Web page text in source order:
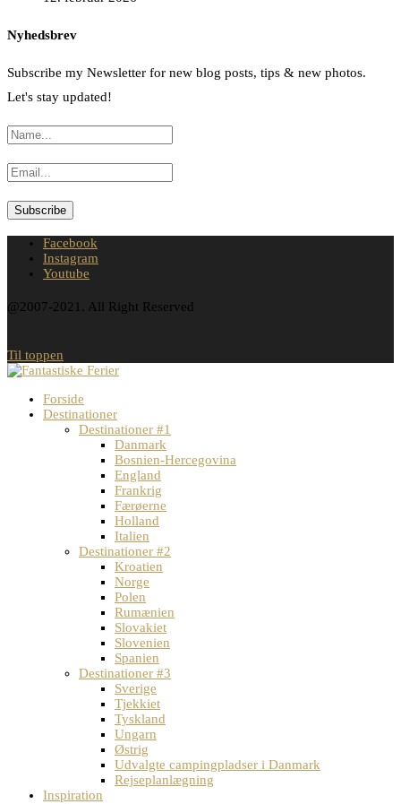
Nyhedsbrev
Subscribe my Newsletter for new blog posts, tips & new photos.
Let's stay updated!
Facebook
Instagram
Youtube
@2007-2021. All Right Reserved
Til toppen
Forside
Destinationer
Destinationer #1
Danmark
Bosnien-Hercegovina
England
Frankrig
Færøerne
Holland
Italien
Destinationer #2
Kroatien
Norge
Polen
Rumænien
Slovakiet
Slovenien
Spanien
Destinationer #3
Sverige
Tjekkiet
Tyskland
Ungarn
Østrig
Udvalgte campingpladser i Danmark
Rejseplanlægning
Inspiration